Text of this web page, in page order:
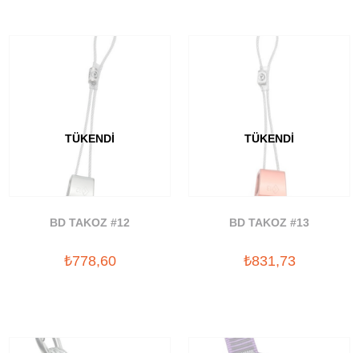
TÜKENDI
BD TAKOZ #12
₺778,60
TÜKENDI
BD TAKOZ #13
₺831,73